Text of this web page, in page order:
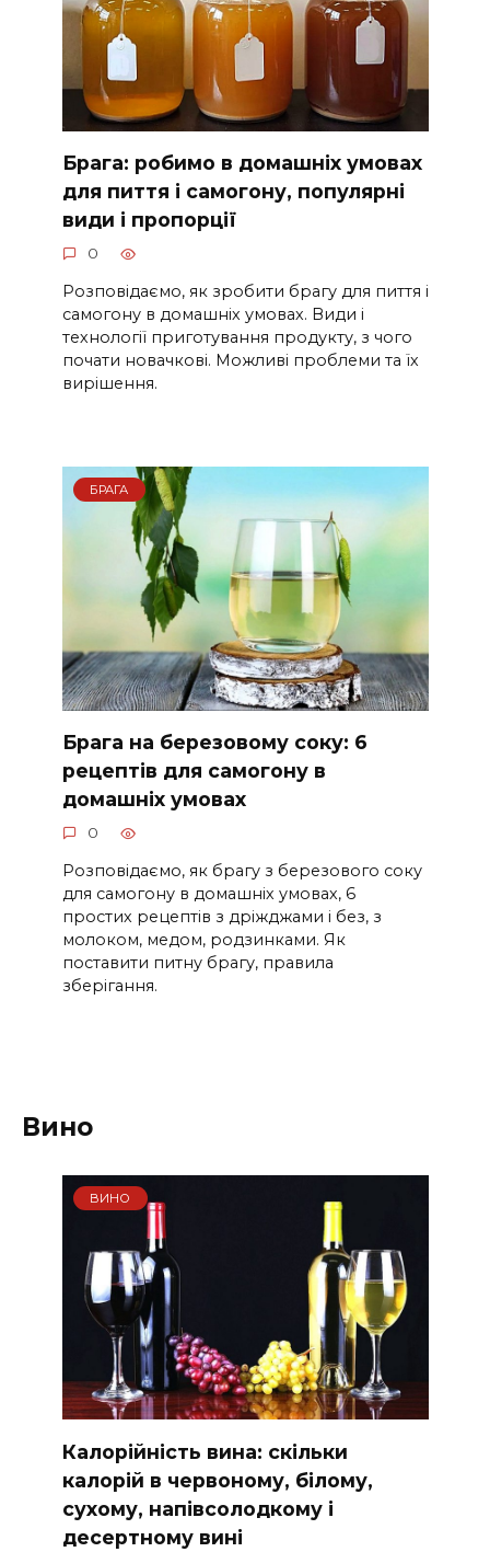
Брага: робимо в домашніх умовах
для пиття і самогону, популярні
види і пропорції
0
Розповідаємо, як зробити брагу для пиття і
самогону в домашніх умовах. Види і
технології приготування продукту, з чого
почати новачкові. Можливі проблеми та їх
вирішення.
БРАГА
Брага на березовому соку: 6
рецептів для самогону в
домашніх умовах
0
Розповідаємо, як брагу з березового соку
для самогону в домашніх умовах, 6
простих рецептів з дріжджами і без, з
молоком, медом, родзинками. Як
поставити питну брагу, правила
зберігання.
Вино
ВИНО
Калорійність вина: скільки
калорій в червоному, білому,
сухому, напівсолодкому і
десертному вині